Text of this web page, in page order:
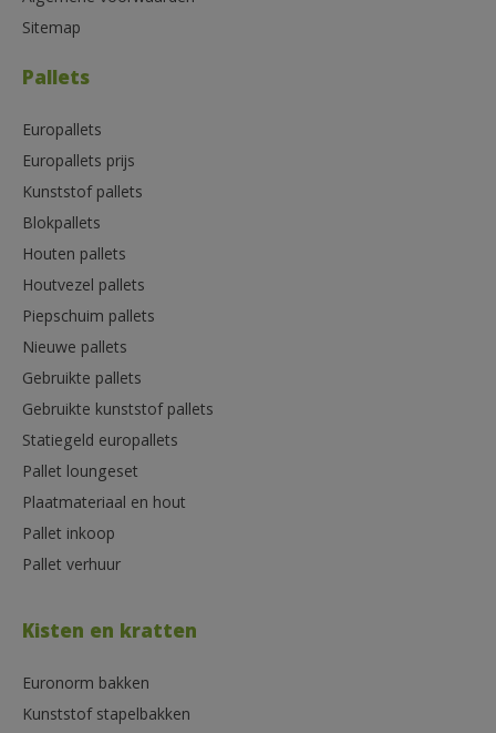
Sitemap
Pallets
Europallets
Europallets prijs
Kunststof pallets
Blokpallets
Houten pallets
Houtvezel pallets
Piepschuim pallets
Nieuwe pallets
Gebruikte pallets
Gebruikte kunststof pallets
Statiegeld europallets
Pallet loungeset
Plaatmateriaal en hout
Pallet inkoop
Pallet verhuur
Kisten en kratten
Euronorm bakken
Kunststof stapelbakken